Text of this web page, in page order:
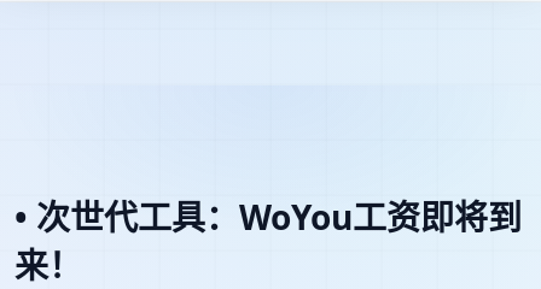
• 次世代工具：WoYou工资即将到
来！